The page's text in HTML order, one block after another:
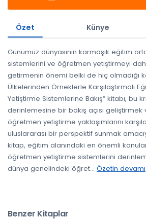
Özet Künye
Günümüz dünyasının karmaşık eğitim
sistemlerini ve öğretmen yetiştirmeyi
getirmenin önemi belki de hiç olmadığı
Ülkelerinden Örneklerle Karşılaştırmalı
Yetiştirme Sistemlerine Bakış” kitabı, bu
derinlemesine bir bakış açısı geliştirmek
öğretmen yetiştirme yaklaşımlarını
uluslararası bir perspektif sunmak
kitap, eğitim alanındaki en önemli
öğretmen yetiştirme sistemlerini
dünya genelindeki öğret... Özetin devamı
Benzer Kitaplar